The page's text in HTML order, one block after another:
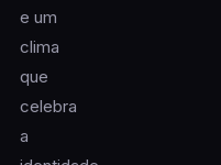
e um
clima
que
celebra
a